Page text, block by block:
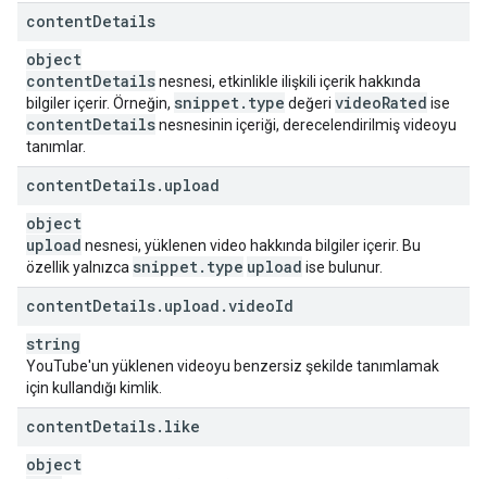
contentDetails
object
contentDetailsnesnesi, etkinlikle ilişkili içerik hakkında
bilgiler içerir. Örneğin, snippet. type değeri videoRated ise
contentDetailsnesnesinin içeriği, derecelendirilmiş videoyu
tanımlar.
contentDetails. upload
object
upload nesnesi, yüklenen video hakkında bilgiler içerir. Bu
özellik yalnızca snippet. type upload ise bulunur.
contentDetails. upload .videoId
string
YouTube'un yüklenen videoyu benzersiz şekilde tanımlamak
için kullandığı kimlik.
contentDetails. like
object